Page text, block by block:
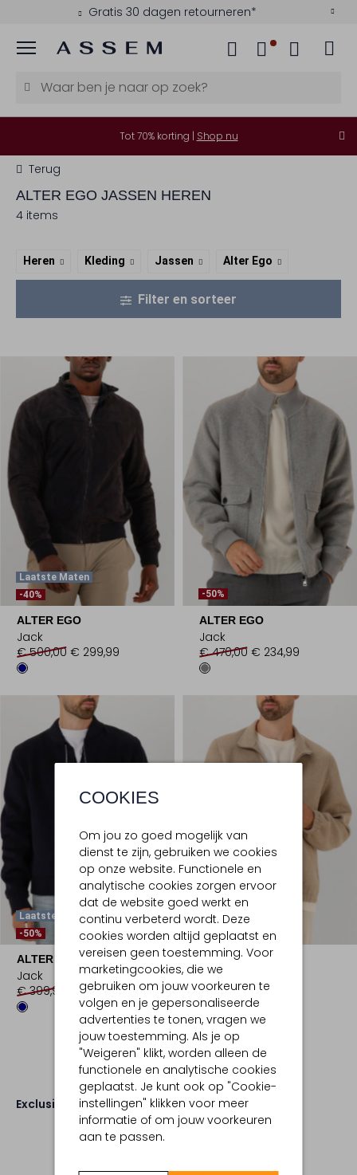
Gratis 30 dagen retourneren*
Menu
COOKIES
Om jou zo goed mogelijk van
dienst te zijn, gebruiken we cookies
op onze website. Functionele en
analytische cookies zorgen ervoor
dat de website goed werkt en
continu verbeterd wordt. Deze
cookies worden altijd geplaatst en
vereisen geen toestemming. Voor
marketingcookies, die we
gebruiken om jouw voorkeuren te
volgen en je gepersonaliseerde
advertenties te tonen, vragen we
jouw toestemming. Als je op
"Weigeren" klikt, worden alleen de
functionele en analytische cookies
geplaatst. Je kunt ook op "Cookie-
instellingen" klikken voor meer
informatie of om jouw voorkeuren
aan te passen.
Tot 70% korting | Shop nu
Terug
ALTER EGO JASSEN HEREN
4 items
Heren Kleding Jassen Alter Ego
Filter en sorteer
Laatste Maten
-40%
ALTER EGO
Jack
€ 500,00 € 299,99
-50%
ALTER EGO
Jack
€ 470,00 € 234,99
Laatste Item
-50%
ALTER EGO
Jack
€ 399,99
€ 199,99
Laatste Item
-50%
ALTER EGO
Jack
€ 450,00 € 224,99
Exclusives